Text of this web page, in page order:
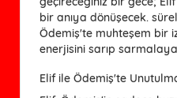
bir anıya dönüşecek.
Ödemiş'te muhteşem bir
enerjisini sarıp
Elif ile Ödemiş'te